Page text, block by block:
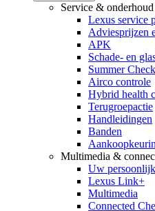
Service & onderhoud
Lexus service
Adviesprijzen
APK
Schade- en
Summer Check
Airco controle
Hybrid health
Terugroepactie
Handleidingen
Banden
Multimedia &
Uw
Lexus Link+
Multimedia
Connected